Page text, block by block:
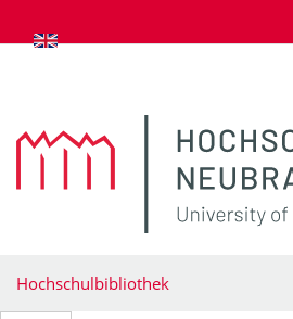
zum Inhalt springen
Hochschulbibliothek